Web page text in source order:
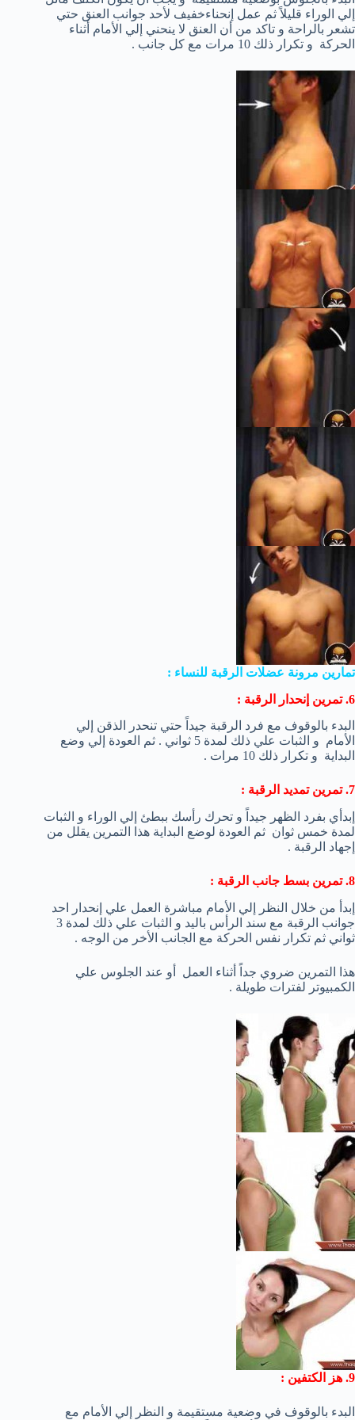
إلي الوراء قليلاً ثم عمل إنحناءخفيف لأحد جوانب العنق حتي
تشعر بالراحة و تاكد من أن العنق لا ينحني إلي الأمام أثناء
الحركة و تكرار ذلك 10 مرات مع كل جانب .
تمارين مرونة عضلات الرقبة للنساء :
6. تمرين إنحدار الرقبة :
البدء بالوقوف مع فرد الرقبة جيداً حتي تنحدر الذقن إلي
الأمام و الثبات علي ذلك لمدة 5 ثواني . ثم العودة إلي وضع
البداية و تكرار ذلك 10 مرات .
7. تمرين تمديد الرقبة :
إبدأي بفرد الظهر جيداً و تحرك رأسك ببطئ إلي الوراء و الثبات
لمدة خمس ثوان ثم العودة لوضع البداية هذا التمرين يقلل من
إجهاد الرقبة .
8. تمرين بسط جانب الرقبة :
إبدأ من خلال النظر إلي الأمام مباشرة العمل علي إنحدار احد
جوانب الرقبة مع سند الرأس باليد و الثبات علي ذلك لمدة 3
ثواني ثم تكرار نفس الحركة مع الجانب الأخر من الوجه .
هذا التمرين ضروي جداً أثناء العمل أو عند الجلوس علي
الكمبيوتر لفترات طويلة .
9. هز الكتفين :
البدء بالوقوف في وضعية مستقيمة و النظر إلي الأمام مع